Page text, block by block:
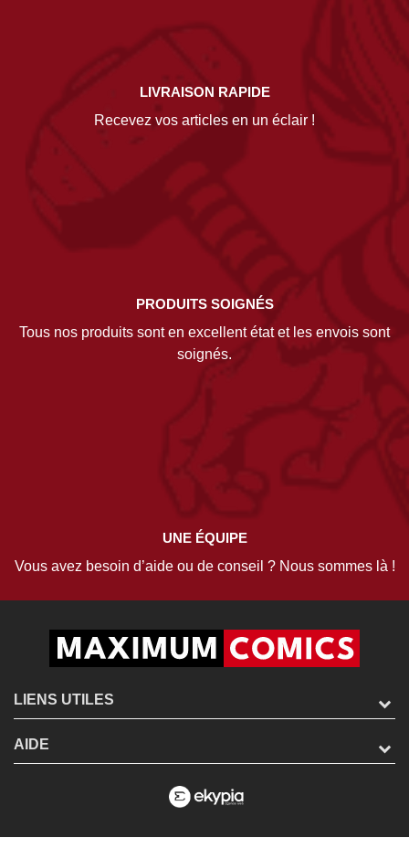
LIVRAISON RAPIDE
Recevez vos articles en un éclair !
PRODUITS SOIGNÉS
Tous nos produits sont en excellent état et les envois sont
soignés.
UNE ÉQUIPE
Vous avez besoin d’aide ou de conseil ? Nous sommes là !
LIENS UTILES
AIDE